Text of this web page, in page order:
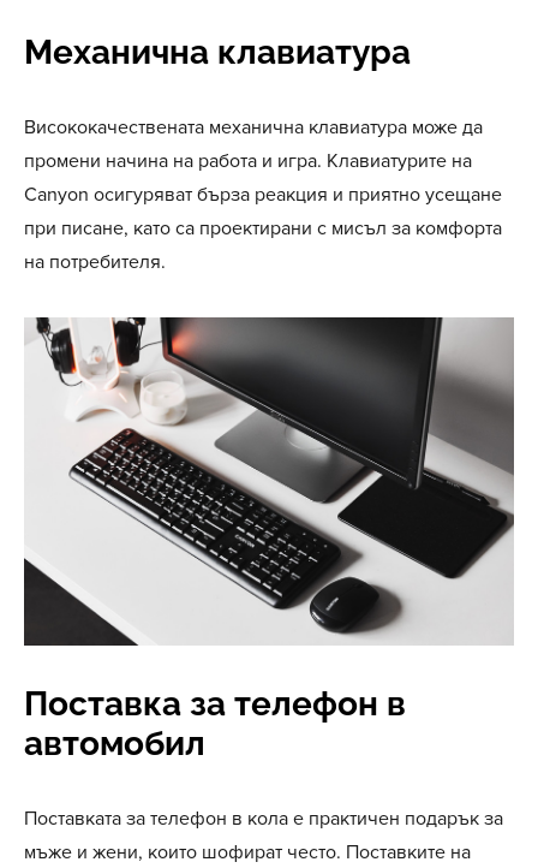
Механична клавиатура
Висококачествената механична клавиатура може да
промени начина на работа и игра. Клавиатурите на
Canyon осигуряват бърза реакция и приятно усещане
при писане, като са проектирани с мисъл за комфорта
на потребителя.
Поставка за телефон в
автомобил
Поставката за телефон в кола е практичен подарък за
мъже и жени, които шофират често. Поставките на